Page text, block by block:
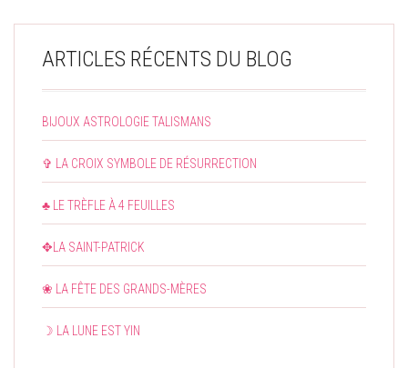
ARTICLES RÉCENTS DU BLOG
BIJOUX ASTROLOGIE TALISMANS
✞ LA CROIX SYMBOLE DE RÉSURRECTION
♣ LE TRÈFLE À 4 FEUILLES
✥LA SAINT-PATRICK
❀ LA FÊTE DES GRANDS-MÈRES
☽ LA LUNE EST YIN